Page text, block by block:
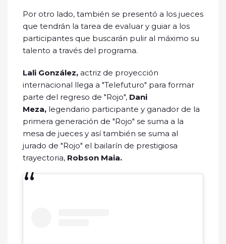
Por otro lado, también se presentó a los jueces
que tendrán la tarea de evaluar y guiar a los
participantes que buscarán pulir al máximo su
talento a través del programa.
Lali González, actriz de proyección
internacional llega a "Telefuturo" para formar
parte del regreso de "Rojo", Dani
Meza, legendario participante y ganador de la
primera generación de "Rojo" se suma a la
mesa de jueces y así también se suma al
jurado de "Rojo" el bailarín de prestigiosa
trayectoria, Robson Maia.